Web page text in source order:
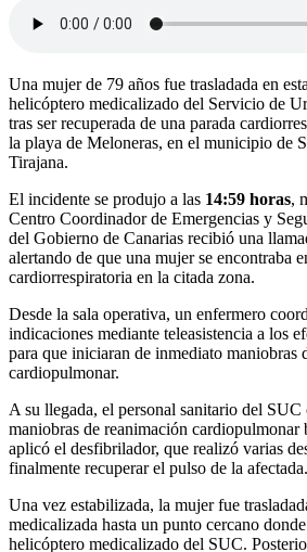
Una mujer de 79 años fue trasladada en
helicóptero medicalizado del Servicio de
tras ser recuperada de una parada
la playa de Meloneras, en el municipio de
Tirajana.
El incidente se produjo a las 14:59 horas,
Centro Coordinador de Emergencias y
del Gobierno de Canarias recibió una
alertando de que una mujer se encontraba
cardiorrespiratoria en la citada zona.
Desde la sala operativa, un enfermero
indicaciones mediante teleasistencia a los
para que iniciaran de inmediato maniobras
cardiopulmonar.
A su llegada, el personal sanitario del
maniobras de reanimación cardiopulmonar
aplicó el desfibrilador, que realizó varias
finalmente recuperar el pulso de la afectada.
Una vez estabilizada, la mujer fue
medicalizada hasta un punto cercano
helicóptero medicalizado del SUC.